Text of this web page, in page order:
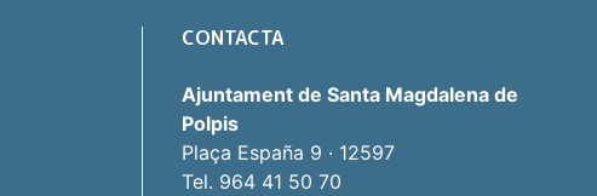
CONTACTA
Ajuntament de Santa Magdalena de
Polpis
Plaça España 9 · 12597
Tel. 964 41 50 70